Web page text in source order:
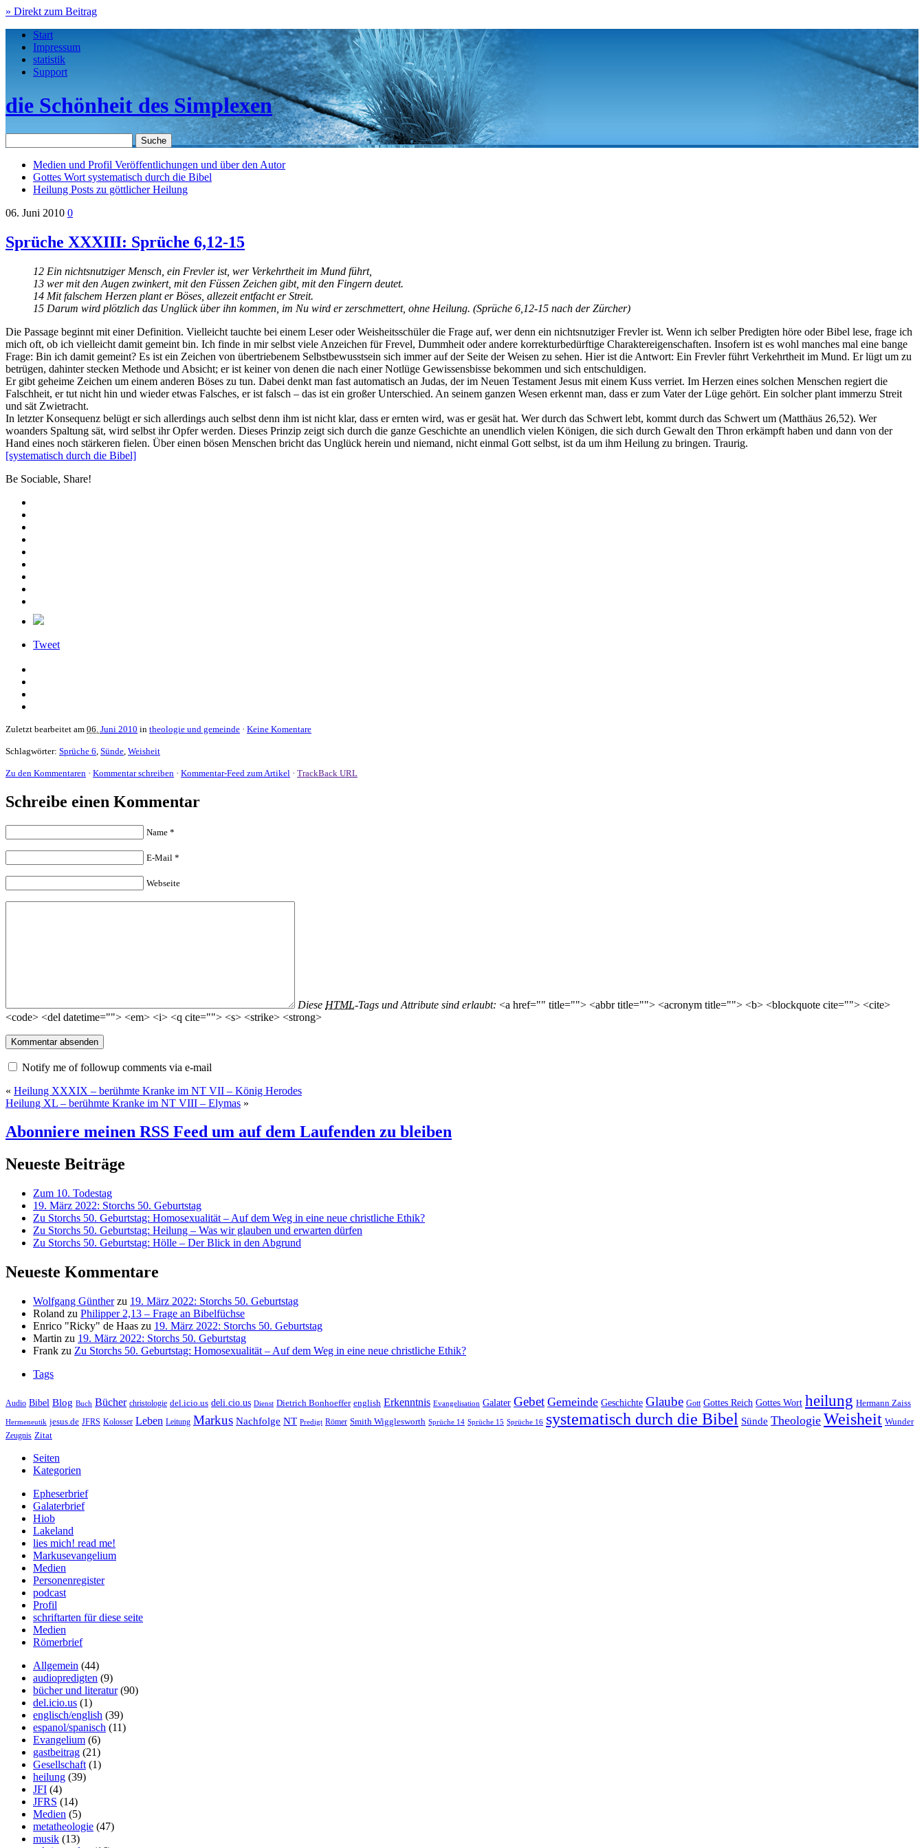
» Direkt zum Beitrag
Start
Impressum
statistik
Support
die Schönheit des Simplexen
Medien und Profil Veröffentlichungen und über den Autor
Gottes Wort systematisch durch die Bibel
Heilung Posts zu göttlicher Heilung
06. Juni 2010 0
Sprüche XXXIII: Sprüche 6,12-15
12 Ein nichtsnutziger Mensch, ein Frevler ist, wer Verkehrtheit im Mund führt,
13 wer mit den Augen zwinkert, mit den Füssen Zeichen gibt, mit den Fingern deutet.
14 Mit falschem Herzen plant er Böses, allezeit entfacht er Streit.
15 Darum wird plötzlich das Unglück über ihn kommen, im Nu wird er zerschmettert, ohne Heilung. (Sprüche 6,12-15 nach der Zürcher)
Die Passage beginnt mit einer Definition. Vielleicht tauchte bei einem Leser oder Weisheitsschüler die Frage auf, wer denn ein nichtsnutziger Frevler ist. Wenn ich selber Predigten höre oder Bibel lese, frage ich
mich oft, ob ich vielleicht damit gemeint bin. Ich finde in mir selbst viele Anzeichen für Frevel, Dummheit oder andere korrekturbedürftige Charaktereigenschaften. Insofern ist es wohl manches mal eine bange
Frage: Bin ich damit gemeint? Es ist ein Zeichen von übertriebenem Selbstbewusstsein sich immer auf der Seite der Weisen zu sehen. Hier ist die Antwort: Ein Frevler führt Verkehrtheit im Mund. Er lügt um zu
betrügen, dahinter stecken Methode und Absicht; er ist keiner von denen die nach einer Notlüge Gewissensbisse bekommen und sich entschuldigen.
Er gibt geheime Zeichen um einem anderen Böses zu tun. Dabei denkt man fast automatisch an Judas, der im Neuen Testament Jesus mit einem Kuss verriet. Im Herzen eines solchen Menschen regiert die
Falschheit, er tut nicht hin und wieder etwas Falsches, er ist falsch – das ist ein großer Unterschied. An seinem ganzen Wesen erkennt man, dass er zum Vater der Lüge gehört. Ein solcher plant immerzu Streit
und sät Zwietracht.
In letzter Konsequenz belügt er sich allerdings auch selbst denn ihm ist nicht klar, dass er ernten wird, was er gesät hat. Wer durch das Schwert lebt, kommt durch das Schwert um (Matthäus 26,52). Wer
woanders Spaltung sät, wird selbst ihr Opfer werden. Dieses Prinzip zeigt sich durch die ganze Geschichte an unendlich vielen Königen, die sich durch Gewalt den Thron erkämpft haben und dann von der
Hand eines noch stärkeren fielen. Über einen bösen Menschen bricht das Unglück herein und niemand, nicht einmal Gott selbst, ist da um ihm Heilung zu bringen. Traurig.
[systematisch durch die Bibel]
Be Sociable, Share!
Tweet
Zuletzt bearbeitet am 06. Juni 2010 in theologie und gemeinde · Keine Komentare
Schlagwörter: Sprüche 6 Sünde Weisheit
Zu den Kommentaren · Kommentar schreiben · Kommentar-Feed zum Artikel · TrackBack URL
Schreibe einen Kommentar
Name *
E-Mail *
Webseite
Diese HTML-Tags und Attribute sind erlaubt: <a href="" title=""> <abbr title=""> <acronym title=""> <b> <blockquote cite=""> <cite>
<code> <del datetime=""> <em> <i> <q cite=""> <s> <strike> <strong>
Notify me of followup comments via e-mail
« Heilung XXXIX – berühmte Kranke im NT VII – König Herodes
Heilung XL – berühmte Kranke im NT VIII – Elymas »
Abonniere meinen RSS Feed um auf dem Laufenden zu bleiben
Neueste Beiträge
Zum 10. Todestag
19. März 2022: Storchs 50. Geburtstag
Zu Storchs 50. Geburtstag: Homosexualität – Auf dem Weg in eine neue christliche Ethik?
Zu Storchs 50. Geburtstag: Heilung – Was wir glauben und erwarten dürfen
Zu Storchs 50. Geburtstag: Hölle – Der Blick in den Abgrund
Neueste Kommentare
Wolfgang Güntherzu 19. März 2022: Storchs 50. Geburtstag
Roland zu Philipper 2,13 – Frage an Bibelfüchse
Enrico "Ricky" de Haas zu 19. März 2022: Storchs 50. Geburtstag
Martin zu 19. März 2022: Storchs 50. Geburtstag
Frank zu Zu Storchs 50. Geburtstag: Homosexualität – Auf dem Weg in eine neue christliche Ethik?
Tags
Audio Bibel Blog Buch Bücher christologie del.icio.us deli.cio.us Dienst Dietrich Bonhoeffer english Erkenntnis Evangelisation Galater Gebet Gemeinde Geschichte Glaube Gott Gottes Reich Gottes Wort heilung Hermann Zaiss
Hermeneutik jesus.de JFRS Kolosser Leben Leitung Markus Nachfolge NT Predigt Römer Smith Wigglesworth Sprüche 14 Sprüche 15 Sprüche 16 systematisch durch die Bibel Sünde Theologie Weisheit Wunder
Zeugnis Zitat
Seiten
Kategorien
Epheserbrief
Galaterbrief
Hiob
Lakeland
lies mich! read me!
Markusevangelium
Medien
Personenregister
podcast
Profil
schriftarten für diese seite
Medien
Römerbrief
Allgemein (44)
audiopredigten (9)
bücher und literatur(90)
del.icio.us (1)
englisch/english (39)
espanol/spanisch (11)
Evangelium (6)
gastbeitrag (21)
Gesellschaft (1)
heilung (39)
JFI (4)
JFRS (14)
Medien (5)
metatheologie (47)
musik (13)